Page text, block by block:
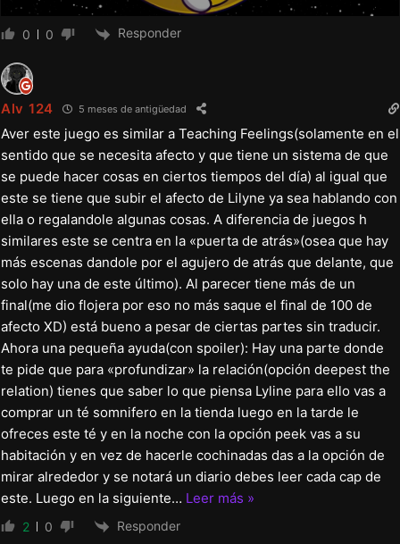
0 0 Responder
Alv 124 5 meses de antigüedad
Aver este juego es similar a Teaching Feelings(solamente en el
sentido que se necesita afecto y que tiene un sistema de que
se puede hacer cosas en ciertos tiempos del día) al igual que
este se tiene que subir el afecto de Lilyne ya sea hablando con
ella o regalandole algunas cosas. A diferencia de juegos h
similares este se centra en la «puerta de atrás»(osea que hay
más escenas dandole por el agujero de atrás que delante, que
solo hay una de este último). Al parecer tiene más de un
final(me dio flojera por eso no más saque el final de 100 de
afecto XD) está bueno a pesar de ciertas partes sin traducir.
Ahora una pequeña ayuda(con spoiler): Hay una parte donde
te pide que para «profundizar» la relación(opción deepest the
relation) tienes que saber lo que piensa Lyline para ello vas a
comprar un té somnifero en la tienda luego en la tarde le
ofreces este té y en la noche con la opción peek vas a su
habitación y en vez de hacerle cochinadas das a la opción de
mirar alrededor y se notará un diario debes leer cada cap de
este. Luego en la siguiente… Leer más »
2 0 Responder